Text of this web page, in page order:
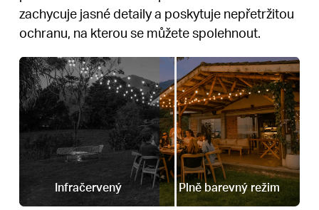
zachycuje jasné detaily a poskytuje nepřetržitou
ochranu, na kterou se můžete spolehnout.
Infračervený Plně barevný režim